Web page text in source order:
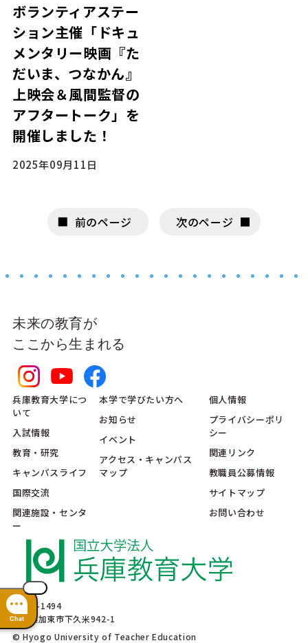
ボランティアステー
ション主催「ドキュ
メンタリー映画『た
だいま、つなかん』
上映会＆風間監督の
アフタートーク」を
開催しました！
2025年09月11日
前のページ 次のページ
未来の教育が
ここから生まれる
兵庫教育大学につ
いて
入試情報
教育・研究
キャンパスライフ
国際交流
関連施設・センタ
ー
本学で学びたい方へ
お知らせ
イベント
アクセス・キャンパス
マップ
個人情報
プライバシーポリ
シー
関連リンク
教職員公募情報
サイトマップ
お問い合わせ
〒673-1494
兵庫県加東市下久米942-1
© Hyogo University of Teacher Education
Chat